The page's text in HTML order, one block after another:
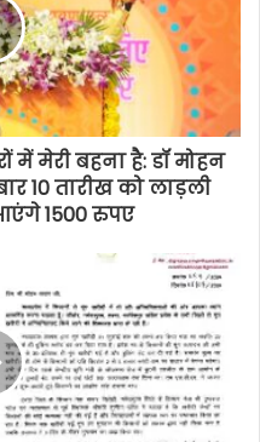
में मेरी बहना है: डॉ मोहन
10 तारीख को लाड़ली
1500 रुपए